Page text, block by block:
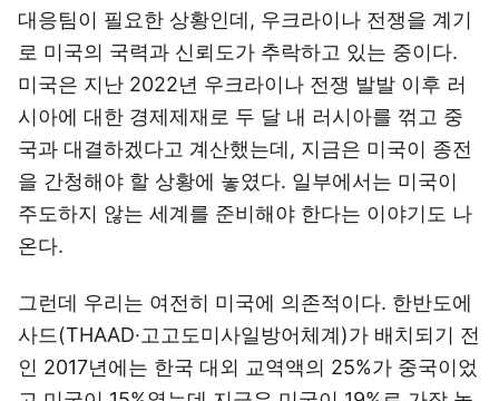
대응팀이 필요한 상황인데, 우크라이나 전쟁을 계기
로 미국의 국력과 신뢰도가 추락하고 있는 중이다.
미국은 지난 2022년 우크라이나 전쟁 발발 이후 러
시아에 대한 경제제재로 두 달 내 러시아를 꺾고 중
국과 대결하겠다고 계산했는데, 지금은 미국이 종전
을 간청해야 할 상황에 놓였다. 일부에서는 미국이
주도하지 않는 세계를 준비해야 한다는 이야기도 나
온다.
그런데 우리는 여전히 미국에 의존적이다. 한반도에
사드(THAAD·고고도미사일방어체계)가 배치되기 전
인 2017년에는 한국 대외 교역액의 25%가 중국이었